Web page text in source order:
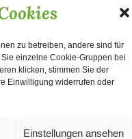
zu betreiben, andere sind für
einzelne Cookie-Gruppen bei
klicken, stimmen Sie der
Einwilligung widerrufen oder
Einstellungen ansehen
gemütliches